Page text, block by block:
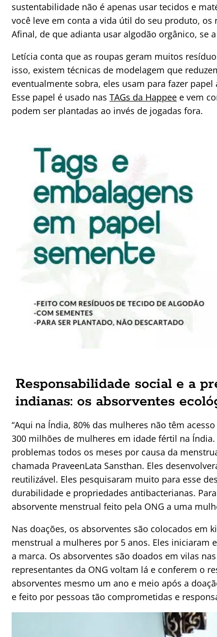
sustentabilidade não é apenas usar tecidos e
você leve em conta a vida útil do seu produto,
Afinal, de que adianta usar algodão orgânico, se
Letícia conta que as roupas geram muitos
isso, existem técnicas de modelagem que
eventualmente sobra, eles usam para fazer
Esse papel é usado nas TAGs da Happee e vem
podem ser plantadas ao invés de jogadas fora.
Responsabilidade social e a
indianas: os absorventes
“Aqui na Índia, 80% das mulheres não têm
300 milhões de mulheres em idade fértil na
problemas todos os meses por causa da
chamada PraveenLata Sansthan. Eles
reutilizável. Eles pesquisaram muito para esse
durabilidade e propriedades antibacterianas.
absorvente menstrual feito pela ONG a uma
Nas doações, os absorventes são colocados em
menstrual a mulheres por 5 anos. Eles iniciaram
a marca. Os absorventes são doados em vilas
representantes da ONG voltam lá e conferem o
absorventes mesmo um ano e meio após a
e feito por pessoas tão comprometidas e